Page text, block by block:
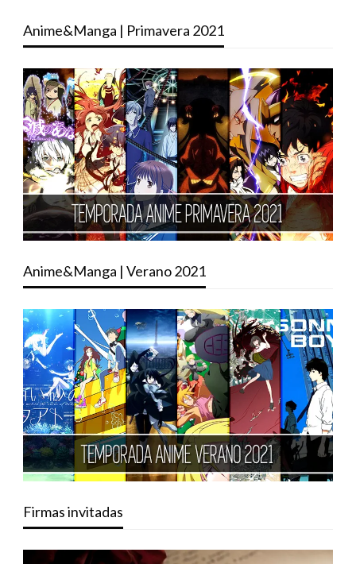
Anime&Manga | Primavera 2021
Anime&Manga | Verano 2021
Firmas invitadas